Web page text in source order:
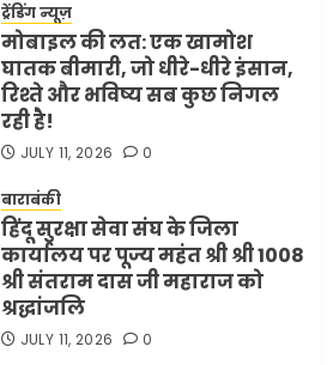
ट्रेंडिंग न्यूज़
मोबाइल की लत: एक खामोश
घातक बीमारी, जो धीरे-धीरे इंसान,
रिश्ते और भविष्य सब कुछ निगल
रही है!
JULY 11, 2026 0
बाराबंकी
हिंदू सुरक्षा सेवा संघ के जिला
कार्यालय पर पूज्य महंत श्री श्री 1008
श्री संतराम दास जी महाराज को
श्रद्धांजलि
JULY 11, 2026 0